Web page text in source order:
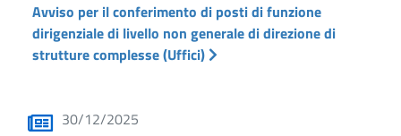
Avviso per il conferimento di posti di funzione
dirigenziale di livello non generale di direzione di
strutture complesse (Uffici)
30/12/2025